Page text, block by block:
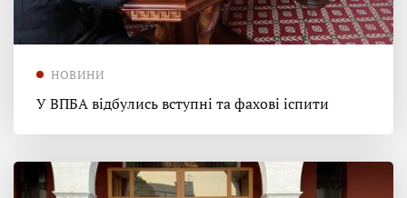
НОВИНИ
У ВПБА відбулись вступні та фахові іспити